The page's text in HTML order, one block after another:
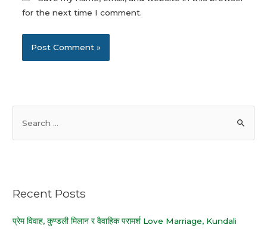
for the next time I comment.
h
o
Recent Posts
प्रेम विवाह, कुण्डली मिलान र वैवाहिक परामर्श Love Marriage, Kundali